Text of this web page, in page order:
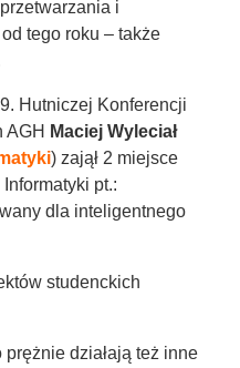
i
tego roku – także
Hutniczej Konferencji
AGH Maciej Wyleciał
) zajął 2 miejsce
pt.:
dla inteligentnego
studenckich
działają też inne